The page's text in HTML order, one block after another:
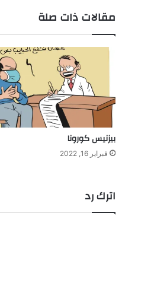
مقالات ذات صلة
بيزنيس كورونا
فبراير 16, 2022
اترك رد